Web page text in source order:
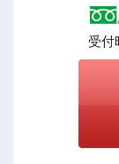
受付